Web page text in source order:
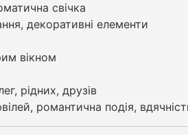
свічка
декоративні елементи
вікном
рідних, друзів
романтична подія,